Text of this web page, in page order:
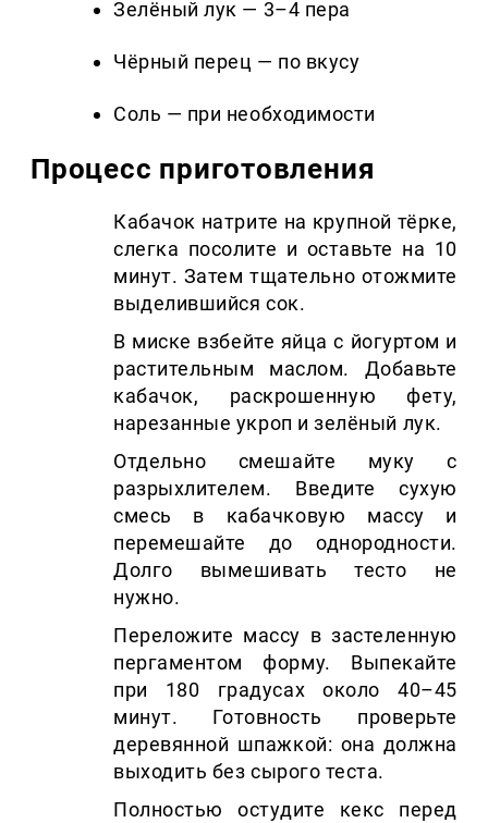
Зелёный лук — 3–4 пера
Чёрный перец — по вкусу
Соль — при необходимости
Процесс приготовления
Кабачок натрите на крупной тёрке,
слегка посолите и оставьте на 10
минут. Затем тщательно отожмите
выделившийся сок.
В миске взбейте яйца с йогуртом и
растительным маслом. Добавьте
кабачок, раскрошенную фету,
нарезанные укроп и зелёный лук.
Отдельно смешайте муку с
разрыхлителем. Введите сухую
смесь в кабачковую массу и
перемешайте до однородности.
Долго вымешивать тесто не
нужно.
Переложите массу в застеленную
пергаментом форму. Выпекайте
при 180 градусах около 40–45
минут. Готовность проверьте
деревянной шпажкой: она должна
выходить без сырого теста.
Полностью остудите кекс перед